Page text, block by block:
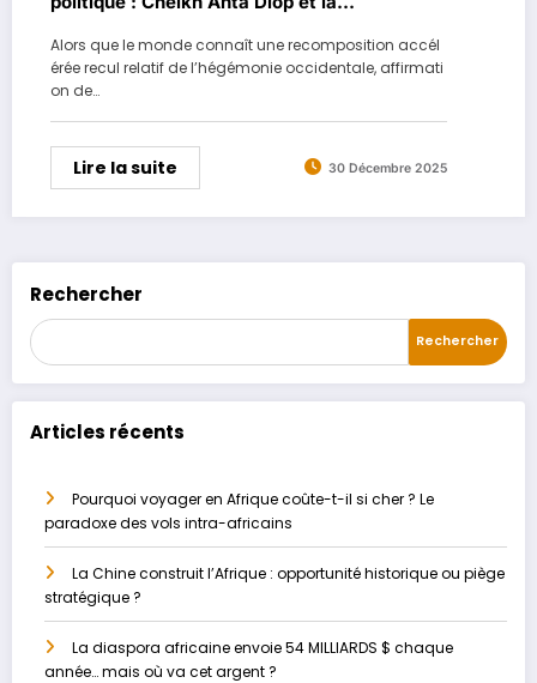
Alors que le monde connaît une recomposition accél
érée recul relatif de l’hégémonie occidentale, affirmati
on de…
Lire la suite 30 Décembre 2025
Rechercher
Rechercher
Articles récents
Pourquoi voyager en Afrique coûte-t-il si cher ? Le
paradoxe des vols intra-africains
La Chine construit l’Afrique : opportunité historique ou piège
stratégique ?
La diaspora africaine envoie 54 MILLIARDS $ chaque
année… mais où va cet argent ?